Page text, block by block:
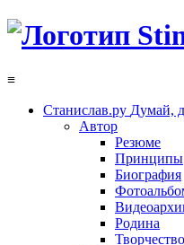
≡
Станислав.ру Думай,
Автор
Резюме
Принципы
Биография
Родина
Творчество